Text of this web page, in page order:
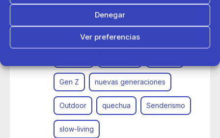
Denegar
Ver preferencias
Decathlon y la Gen Z apuestan por el slow-living y los
planes outdoor
Gen Z nuevas generaciones
Outdoor quechua Senderismo
slow-living